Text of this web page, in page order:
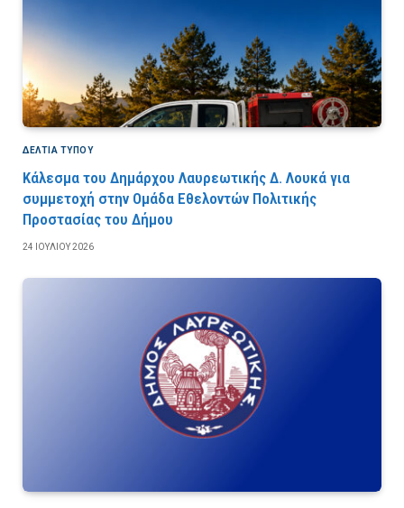
ΔΕΛΤΙΑ ΤΥΠΟΥ
Κάλεσμα του Δημάρχου Λαυρεωτικής Δ. Λουκά για
συμμετοχή στην Ομάδα Εθελοντών Πολιτικής
Προστασίας του Δήμου
24 ΙΟΥΛΊΟΥ 2026